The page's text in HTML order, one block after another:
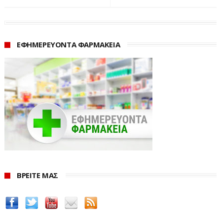
Η άντληση των στοιχείων για τις οφειλές προς το
Δημόσιο, πραγματοποιήθηκε σύμφωνα με τα στοιχεία
των βάσεων δεδομένων των Πληροφοριακών
ΣυστημάτωνTAXIS/EISPRAXIS/ICISnetόπως αυτά
ενημερώνονται και συντηρούνται από τις Δ.Ο.Υ.,
ΚΕ.Β.ΕΙΣ., Ελεγκτικά Κέντρα/Τελωνεία σύμφωνα με τα
οριζόμενα στη σχετική ΠΟΛ.1158/2017.
των βάσεων δεδομένων των Πληροφοριακών
ΚΕ.Β.ΕΙΣ., Ελεγκτικά Κέντρα/Τελωνεία κατά την ημέρα
άντλησης δεν ταυτίζεται με τα διαθέσιμα στις
ΕΦΗΜΕΡΕΥΟΝΤΑ ΦΑΡΜΑΚΕΙΑ
ΒΡΕΙΤΕ ΜΑΣ